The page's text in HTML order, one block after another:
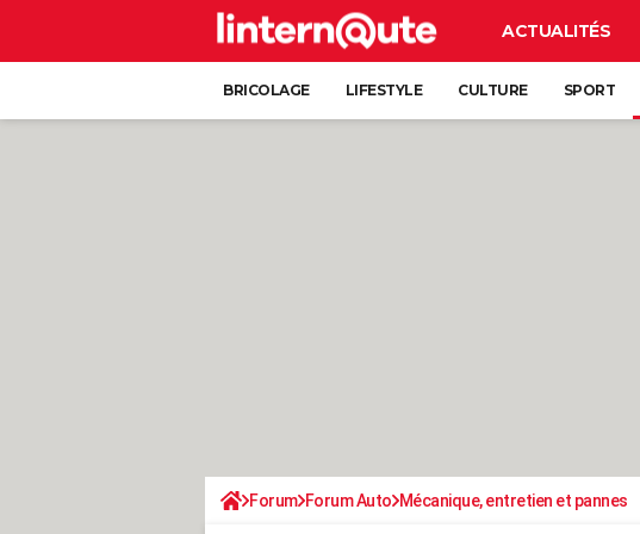
ACTUALITÉS
BRICOLAGE LIFESTYLE CULTURE SPORT
Forum Forum Auto Mécanique, entretien et pannes